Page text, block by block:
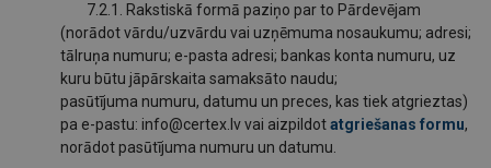
7.2.1. Rakstiskā formā paziņo par to Pārdevējam
(norādot vārdu/uzvārdu vai uzņēmuma nosaukumu; adresi;
tālruņa numuru; e-pasta adresi; bankas konta numuru, uz
kuru būtu jāpārskaita samaksāto naudu;
pasūtījuma numuru, datumu un preces, kas tiek atgrieztas)
pa e-pastu: info@certex.lv vai aizpildotatgriešanas formu,
norādot pasūtījuma numuru un datumu.